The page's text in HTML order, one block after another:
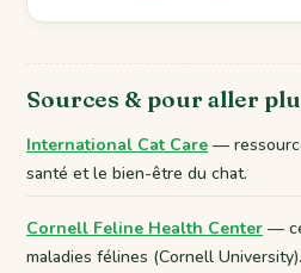
Sources & pour aller
International Cat Care —
santé et le bien-être du chat.
Cornell Feline Health Center —
maladies félines (Cornell University).